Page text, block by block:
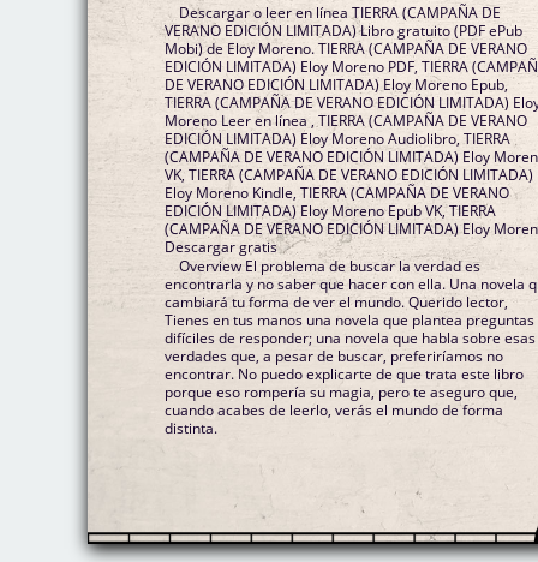
Descargar o leer en línea TIERRA (CAMPAÑA DE
VERANO EDICIÓN LIMITADA) Libro gratuito (PDF ePub
Mobi) de Eloy Moreno. TIERRA (CAMPAÑA DE VERANO
EDICIÓN LIMITADA) Eloy Moreno PDF, TIERRA
DE VERANO EDICIÓN LIMITADA) Eloy Moreno Epub,
TIERRA (CAMPAÑA DE VERANO EDICIÓN LIMITADA)
Moreno Leer en línea , TIERRA (CAMPAÑA DE VERANO
EDICIÓN LIMITADA) Eloy Moreno Audiolibro, TIERRA
(CAMPAÑA DE VERANO EDICIÓN LIMITADA) Eloy
VK, TIERRA (CAMPAÑA DE VERANO EDICIÓN LIMITADA)
Eloy Moreno Kindle, TIERRA (CAMPAÑA DE VERANO
EDICIÓN LIMITADA) Eloy Moreno Epub VK, TIERRA
(CAMPAÑA DE VERANO EDICIÓN LIMITADA) Eloy
Descargar gratis
Overview El problema de buscar la verdad es
encontrarla y no saber que hacer con ella. Una novela
cambiará tu forma de ver el mundo. Querido lector,
Tienes en tus manos una novela que plantea preguntas
difíciles de responder; una novela que habla sobre esas
verdades que, a pesar de buscar, preferiríamos no
encontrar. No puedo explicarte de que trata este libro
porque eso rompería su magia, pero te aseguro que,
cuando acabes de leerlo, verás el mundo de forma
distinta.